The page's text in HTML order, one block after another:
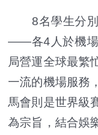
8名學生分別
——各4人於機場
局營運全球最繁
一流的機場服務
馬會則是世界級
為宗旨，結合娛